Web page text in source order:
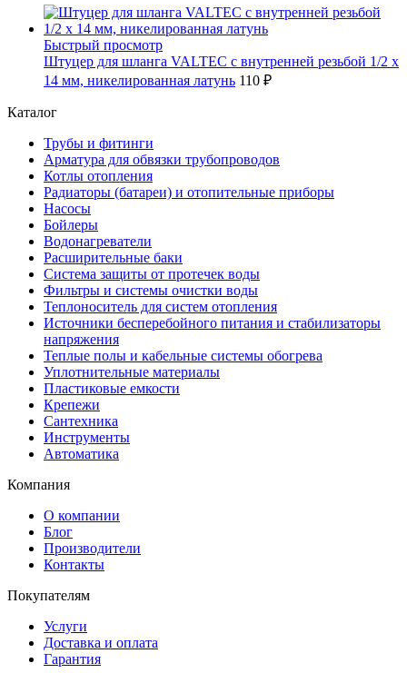
Быстрый просмотр
Штуцер для шланга VALTEC с внутренней резьбой 1/2 х
14 мм, никелированная латунь 110 ₽
Каталог
Трубы и фитинги
Арматура для обвязки трубопроводов
Котлы отопления
Радиаторы (батареи) и отопительные приборы
Насосы
Бойлеры
Водонагреватели
Расширительные баки
Система защиты от протечек воды
Фильтры и системы очистки воды
Теплоноситель для систем отопления
Источники бесперебойного питания и стабилизаторы
напряжения
Теплые полы и кабельные системы обогрева
Уплотнительные материалы
Пластиковые емкости
Крепежи
Сантехника
Инструменты
Автоматика
Компания
О компании
Блог
Производители
Контакты
Покупателям
Услуги
Доставка и оплата
Гарантия